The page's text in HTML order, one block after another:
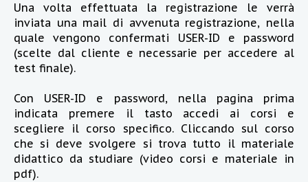
Una volta effettuata la registrazione le verrà
inviata una mail di avvenuta registrazione, nella
quale vengono confermati USER-ID e password
(scelte dal cliente e necessarie per accedere al
test finale).
Con USER-ID e password, nella pagina prima
indicata premere il tasto accedi ai corsi e
scegliere il corso specifico. Cliccando sul corso
che si deve svolgere si trova tutto il materiale
didattico da studiare (video corsi e materiale in
pdf).